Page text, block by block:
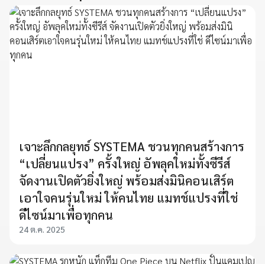
เจาะลึกกลยุทธ์ SYSTEMA ชวนทุกคนสร้างการ
“เปลี่ยนแปรง” ครั้งใหญ่ อัพลุคใหม่ทั้งซีรีส์
จัดงานเปิดตัวยิ่งใหญ่ พร้อมส่งมินิคอนเสิร์ต
เอาใจคนรุ่นใหม่ ให้คนไทย แมทช์แปรงที่ใช่
ดีไซน์มาเพื่อทุกคน
24 ต.ค. 2025